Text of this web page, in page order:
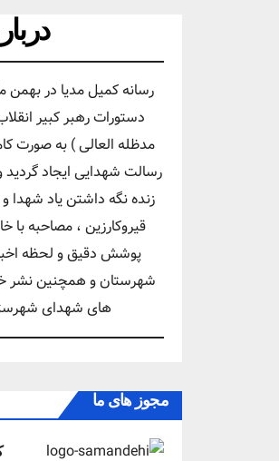
دستورات رهبر کبیر
مدظله العالی ) به صورت
رسالت شهدایی ایجاد گردید
زنده نگه داشتن یاد
قیروکارزین ، مصاحبه با
پوشش دقیق و لحظه
شهرستان و همچنین نشر
های شهدای
مجوز های ما